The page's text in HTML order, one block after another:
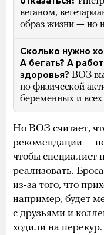
веганом,
образ жизни — но
Сколько нужно
А бегать? А
здоровья? ВОЗ
по физической
беременных и всех
Но ВОЗ считает,
рекомендации —
чтобы специалист
реализовать.
из-за того, что
например, будет
с друзьями и
ходили на